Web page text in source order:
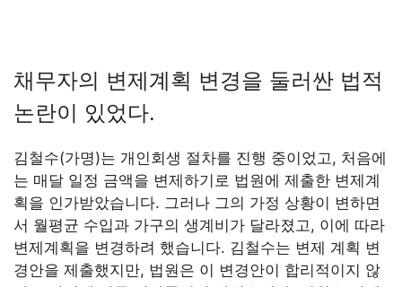
채무자의 변제계획 변경을 둘러싼 법적
논란이 있었다.
김철수(가명)는 개인회생 절차를 진행 중이었고, 처음에
는 매달 일정 금액을 변제하기로 법원에 제출한 변제계
획을 인가받았습니다. 그러나 그의 가정 상황이 변하면
서 월평균 수입과 가구의 생계비가 달라졌고, 이에 따라
변제계획을 변경하려 했습니다. 김철수는 변제 계획 변
경안을 제출했지만, 법원은 이 변경안이 합리적이지 않